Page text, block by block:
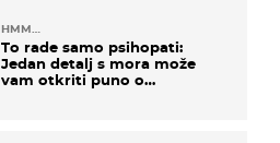
HMM…
To rade samo psihopati:
Jedan detalj s mora može
vam otkriti puno o